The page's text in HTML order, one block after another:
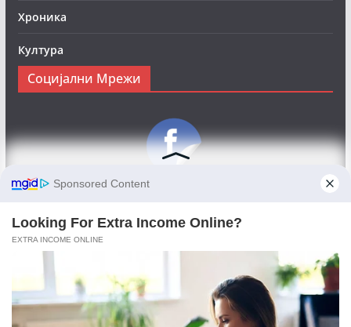
Хроника
Култура
Социјални Мрежи
вести:Objektivno24.mk